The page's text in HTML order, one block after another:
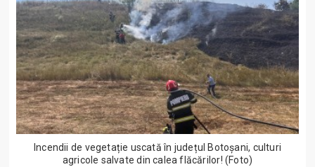
Incendii de vegetație uscată în județul Botoșani, culturi
agricole salvate din calea flăcărilor! (Foto)